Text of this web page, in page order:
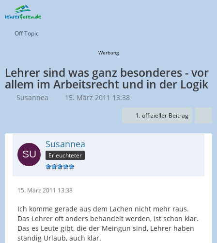
Off Topic
Werbung
Lehrer sind was ganz besonderes - vor
allem im Arbeitsrecht und in der Logik
Susannea 15. März 2011 13:38
1. offizieller Beitrag
Susannea
Erleuchteter
15. März 2011 13:38
Ich komme gerade aus dem Lachen nicht mehr raus.
Das Lehrer oft anders behandelt werden, ist schon klar.
Das es Leute gibt, die der Meingun sind, Lehrer haben
ständig Urlaub, auch klar.